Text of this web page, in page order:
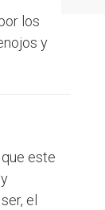
los
y
este
el